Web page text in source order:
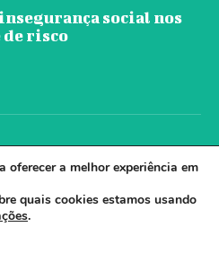
social nos
de risco
- Todos os direitos
por Cloudbe.
oferecer a melhor experiência em
quais cookies estamos usando
.